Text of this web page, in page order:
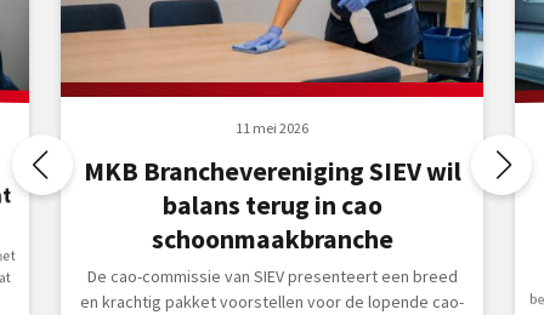
11 mei 2026
MKB Branchevereniging SIEV wil
balans terug in cao
schoonmaakbranche
De cao-commissie van SIEV presenteert een breed
en krachtig pakket voorstellen voor de lopende cao-